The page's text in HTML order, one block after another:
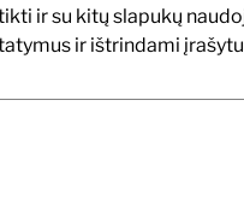
ir su kitų slapukų
ir ištrindami